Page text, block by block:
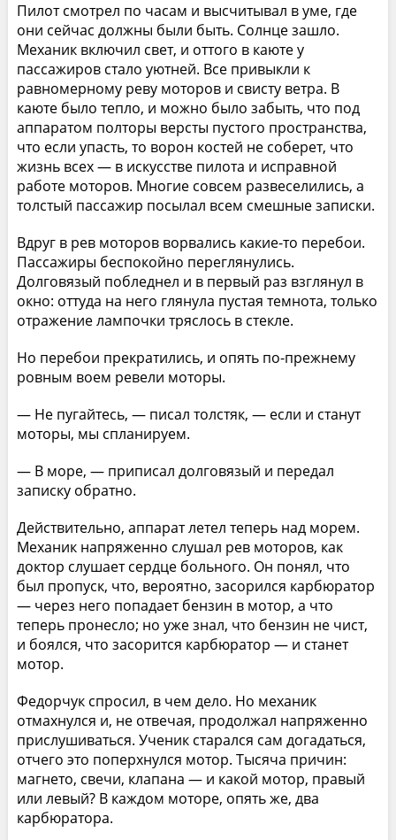
Пилот смотрел по часам и высчитывал в уме, где
они сейчас должны были быть. Солнце зашло.
Механик включил свет, и оттого в каюте у
пассажиров стало уютней. Все привыкли к
равномерному реву моторов и свисту ветра. В
каюте было тепло, и можно было забыть, что под
аппаратом полторы версты пустого пространства,
что если упасть, то ворон костей не соберет, что
жизнь всех — в искусстве пилота и исправной
работе моторов. Многие совсем развеселились, а
толстый пассажир посылал всем смешные записки.
Вдруг в рев моторов ворвались какие-то перебои.
Пассажиры беспокойно переглянулись.
Долговязый побледнел и в первый раз взглянул в
окно: оттуда на него глянула пустая темнота, только
отражение лампочки тряслось в стекле.
Но перебои прекратились, и опять по-прежнему
ровным воем ревели моторы.
— Не пугайтесь, — писал толстяк, — если и станут
моторы, мы спланируем.
— В море, — приписал долговязый и передал
записку обратно.
Действительно, аппарат летел теперь над морем.
Механик напряженно слушал рев моторов, как
доктор слушает сердце больного. Он понял, что
был пропуск, что, вероятно, засорился карбюратор
— через него попадает бензин в мотор, а что
теперь пронесло; но уже знал, что бензин не чист,
и боялся, что засорится карбюратор — и станет
мотор.
Федорчук спросил, в чем дело. Но механик
отмахнулся и, не отвечая, продолжал напряженно
прислушиваться. Ученик старался сам догадаться,
отчего это поперхнулся мотор. Тысяча причин:
магнето, свечи, клапана — и какой мотор, правый
или левый? В каждом моторе, опять же, два
карбюратора.